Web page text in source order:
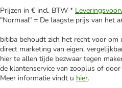
Prijzen in € incl. BTW *
"Normaal" = De laagste prijs van het
bitiba behoudt zich het recht voor
direct marketing van eigen,
hier te allen tijde bezwaar tegen
de klantenservice van zooplus of
Meer informatie vindt u hier.